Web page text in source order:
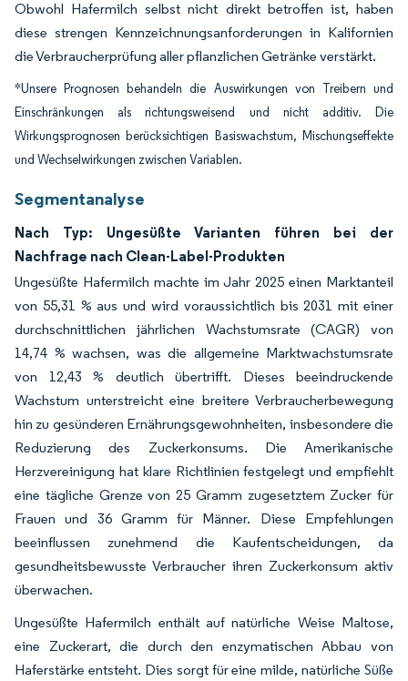
Obwohl Hafermilch selbst nicht direkt betroffen ist, haben
diese strengen Kennzeichnungsanforderungen in Kalifornien
die Verbraucherprüfung aller pflanzlichen Getränke verstärkt.
*Unsere Prognosen behandeln die Auswirkungen von Treibern und
Einschränkungen als richtungsweisend und nicht additiv. Die
Wirkungsprognosen berücksichtigen Basiswachstum, Mischungseffekte
und Wechselwirkungen zwischen Variablen.
Segmentanalyse
Nach Typ: Ungesüßte Varianten führen bei der
Nachfrage nach Clean-Label-Produkten
Ungesüßte Hafermilch machte im Jahr 2025 einen Marktanteil
von 55,31 % aus und wird voraussichtlich bis 2031 mit einer
durchschnittlichen jährlichen Wachstumsrate (CAGR) von
14,74 % wachsen, was die allgemeine Marktwachstumsrate
von 12,43 % deutlich übertrifft. Dieses beeindruckende
Wachstum unterstreicht eine breitere Verbraucherbewegung
hin zu gesünderen Ernährungsgewohnheiten, insbesondere die
Reduzierung des Zuckerkonsums. Die Amerikanische
Herzvereinigung hat klare Richtlinien festgelegt und empfiehlt
eine tägliche Grenze von 25 Gramm zugesetztem Zucker für
Frauen und 36 Gramm für Männer. Diese Empfehlungen
beeinflussen zunehmend die Kaufentscheidungen, da
gesundheitsbewusste Verbraucher ihren Zuckerkonsum aktiv
überwachen.
Ungesüßte Hafermilch enthält auf natürliche Weise Maltose,
eine Zuckerart, die durch den enzymatischen Abbau von
Haferstärke entsteht. Dies sorgt für eine milde, natürliche Süße